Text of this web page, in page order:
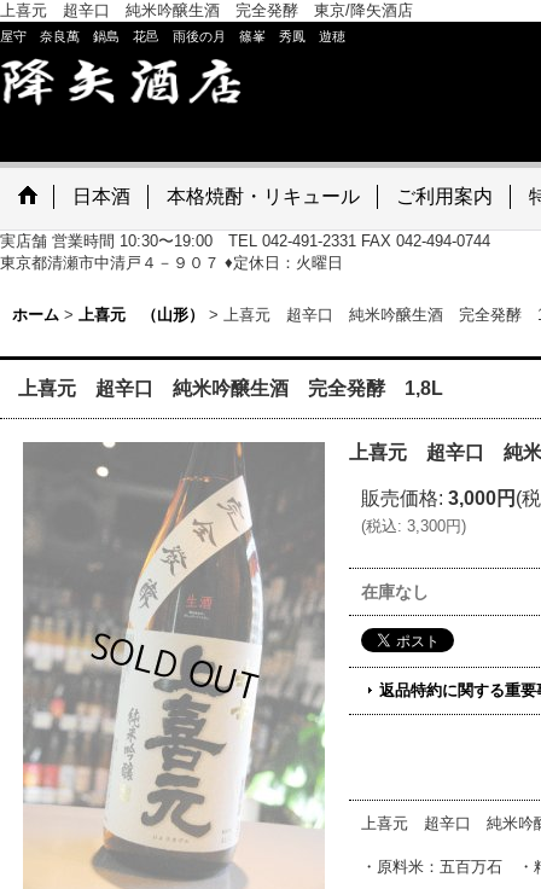
上喜元 超辛口 純米吟醸生酒 完全発酵 東京/降矢酒店
屋守 奈良萬 鍋島 花邑 雨後の月 篠峯 秀鳳 遊穂
日本酒 本格焼酎・リキュール ご利用案内
実店舗 営業時間 10:30〜19:00 TEL 042-491-2331 FAX 042-494-0744
東京都清瀬市中清戸４－９０７ ♦定休日：火曜日
ホーム > 上喜元 （山形） > 上喜元 超辛口 純米吟醸生酒 完全発酵
上喜元 超辛口 純米吟醸生酒 完全発酵 1,8L
上喜元 超辛口 純
販売価格: 3,000円 (
(税込: 3,300円)
在庫なし
返品特約に関する重要
上喜元 超辛口 純米吟
・原料米：五百万石